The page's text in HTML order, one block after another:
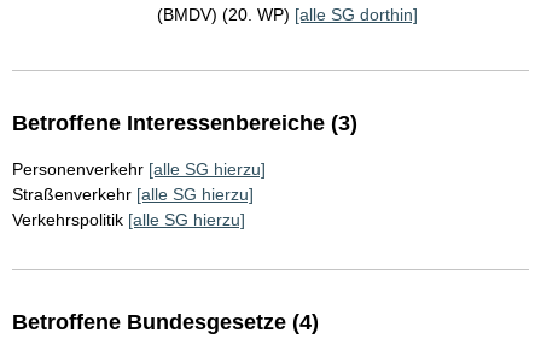
(BMDV) (20. WP) [alle SG dorthin]
Betroffene Interessenbereiche (3)
Personenverkehr [alle SG hierzu]
Straßenverkehr [alle SG hierzu]
Verkehrspolitik [alle SG hierzu]
Betroffene Bundesgesetze (4)